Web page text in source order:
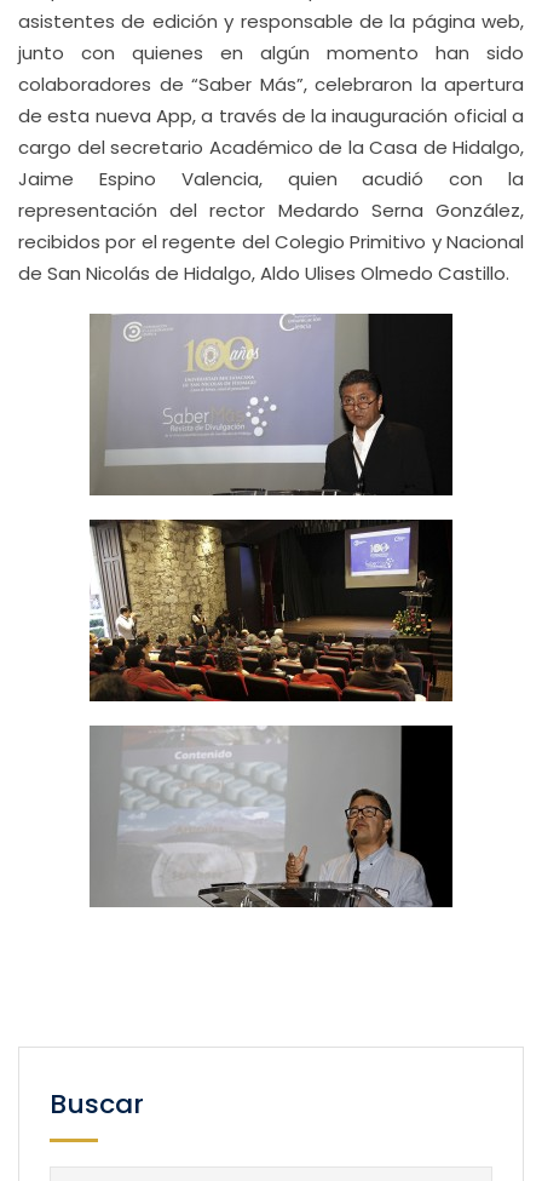
asistentes de edición y responsable de la página web,
junto con quienes en algún momento han sido
colaboradores de “Saber Más”, celebraron la apertura
de esta nueva App, a través de la inauguración oficial a
cargo del secretario Académico de la Casa de Hidalgo,
Jaime Espino Valencia, quien acudió con la
representación del rector Medardo Serna González,
recibidos por el regente del Colegio Primitivo y Nacional
de San Nicolás de Hidalgo, Aldo Ulises Olmedo Castillo.
Buscar